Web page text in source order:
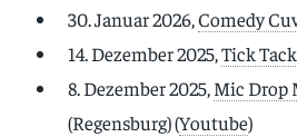
30. Januar 2026,Comedy
14. Dezember 2025,Tick
8. Dezember 2025,Mic Drop
(Regensburg) (Youtube)